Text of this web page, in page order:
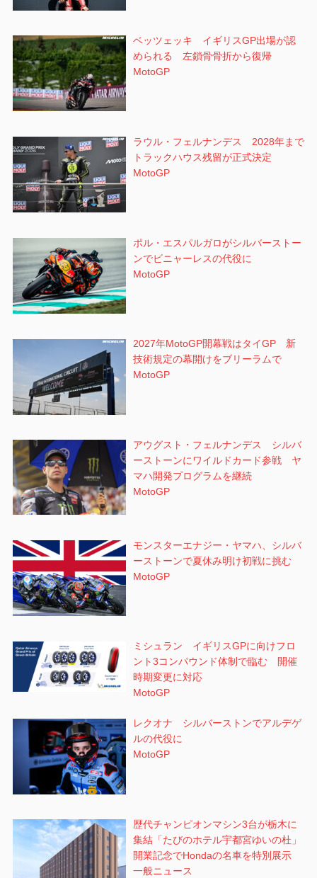
ベッツェッキ イギリスGP出場が認
められる 左鎖骨骨折から復帰
MotoGP
ラウル・フェルナンデス 2028年まで
トラックハウス残留が正式決定
MotoGP
ポル・エスパルガロがシルバーストー
ンでビニャーレスの代役に
MotoGP
2027年MotoGP開幕戦はタイGP 新
技術規定の幕開けをブリーラムで
MotoGP
アウグスト・フェルナンデス シルバ
ーストーンにワイルドカード参戦 ヤ
マハ開発プログラムを継続
MotoGP
モンスターエナジー・ヤマハ、シルバ
ーストーンで夏休み明け初戦に挑む
MotoGP
ミシュラン イギリスGPに向けフロ
ント3コンパウンド体制で臨む 開催
時期変更に対応
MotoGP
レクオナ シルバーストンでアルデゲ
ルの代役に
MotoGP
歴代チャンピオンマシン3台が栃木に
集結「たびのホテル宇都宮ゆいの杜」
開業記念でHondaの名車を特別展示
一般ニュース